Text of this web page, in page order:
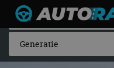
Autonieuws
Podcast